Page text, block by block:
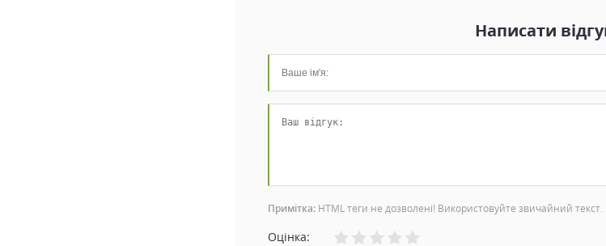
Написати
Примітка: HTML теги не дозволені! Використовуйте звичайний текст.
Оцінка: